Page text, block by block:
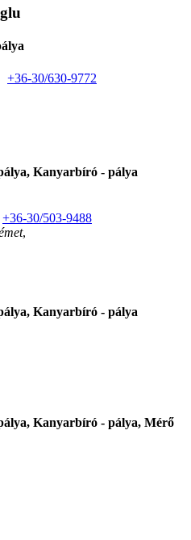
+36-30/630-9772
Kanyarbíró - pálya
+36-30/503-9488
,
Kanyarbíró - pálya
Kanyarbíró - pálya, Mérő